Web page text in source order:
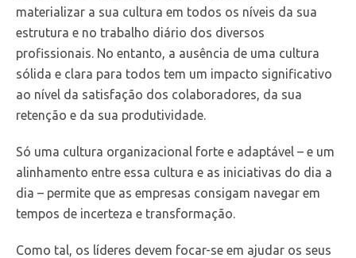
materializar a sua cultura em todos os níveis da sua
estrutura e no trabalho diário dos diversos
profissionais. No entanto, a ausência de uma cultura
sólida e clara para todos tem um impacto significativo
ao nível da satisfação dos colaboradores, da sua
retenção e da sua produtividade.
Só uma cultura organizacional forte e adaptável – e um
alinhamento entre essa cultura e as iniciativas do dia a
dia – permite que as empresas consigam navegar em
tempos de incerteza e transformação.
Como tal, os líderes devem focar-se em ajudar os seus